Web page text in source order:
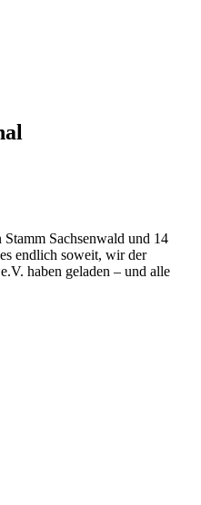
Stamm Sachsenwald und 14
endlich soweit, wir der
haben geladen – und alle